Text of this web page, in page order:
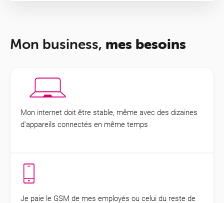
Mon business, mes besoins
Mon internet doit être stable, même avec des dizaines
d’appareils connectés en même temps
Je paie le GSM de mes employés ou celui du reste de